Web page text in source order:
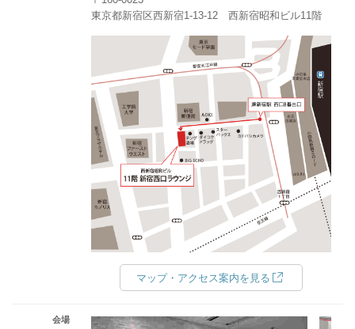
東京都新宿区西新宿1-13-12 西新宿昭和ビル11階
マップ・アクセス案内を見る
会場